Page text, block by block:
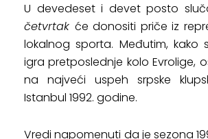
U devedeset i devet posto
četvrtak će donositi priče iz
lokalnog sporta. Međutim, kako
igra pretposlednje kolo Evrolige,
na najveći uspeh srpske
Istanbul 1992. godine.
Vredi napomenuti da je sezona